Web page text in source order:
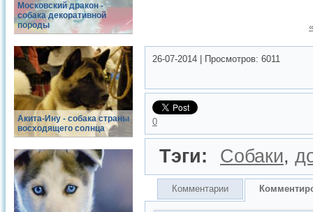
Московский дракон -
собака декоративной
породы
Акита-Ину - собака страны
восходящего солнца
26-07-2014 Просмотров: 6011
0
Тэги: Собаки,
Комментарии